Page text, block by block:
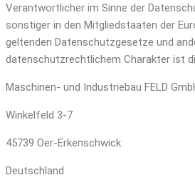
Verantwortlicher im Sinne der
sonstiger in den Mitgliedstaaten der
geltenden Datenschutzgesetze und
datenschutzrechtlichem Charakter ist
Maschinen- und Industriebau FELD
Winkelfeld 3-7
45739 Oer-Erkenschwick
Deutschland